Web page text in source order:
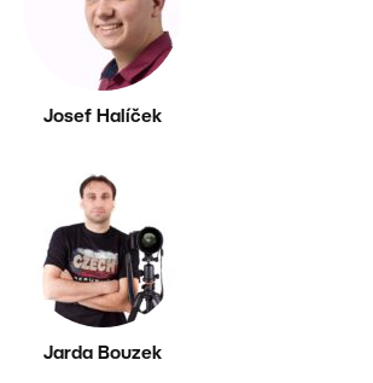
Josef Halíček
Jarda Bouzek